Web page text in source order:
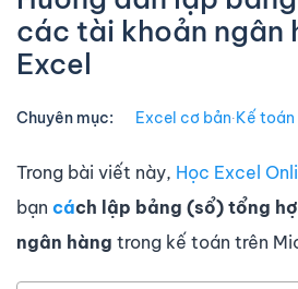
các tài khoản ngân
Excel
Chuyên mục: Excel cơ bản∙Kế toán
Trong bài viết này, Học Excel
bạn cách lập bảng (sổ) tổng
ngân hàng trong kế toán trên